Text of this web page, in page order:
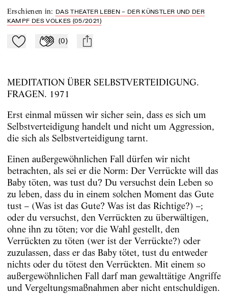
Erschienen in: DAS THEATER LEBEN – DER KÜNSTLER UND DER
KAMPF DES VOLKES (05/2021)
Zu Mein-TdZ hinzufügen
Applaudieren
(0) mail
MEDITATION ÜBER SELBSTVERTEIDIGUNG.
FRAGEN. 1971
Erst einmal müssen wir sicher sein, dass es sich um
Selbstverteidigung handelt und nicht um Aggression,
die sich als Selbstverteidigung tarnt.
Einen außergewöhnlichen Fall dürfen wir nicht
betrachten, als sei er die Norm: Der Verrückte will das
Baby töten, was tust du? Du versuchst dein Leben so
zu leben, dass du in einem solchen Moment das Gute
tust – (Was ist das Gute? Was ist das Richtige?) –;
oder du versuchst, den Verrückten zu überwältigen,
ohne ihn zu töten; vor die Wahl gestellt, den
Verrückten zu töten (wer ist der Verrückte?) oder
zuzulassen, dass er das Baby tötet, tust du entweder
nichts oder du tötest den Verrückten. Mit einem so
außergewöhnlichen Fall darf man gewalttätige Angriffe
und Vergeltungsmaßnahmen aber nicht entschuldigen.